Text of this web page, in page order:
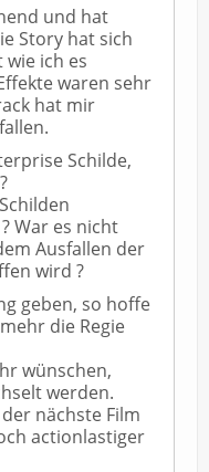
und hat
Story hat sich
ich es
waren sehr
hat mir
Schilde,
War es nicht
Ausfallen der
wird ?
geben, so hoffe
die Regie
wünschen,
werden.
nächste Film
actionlastiger